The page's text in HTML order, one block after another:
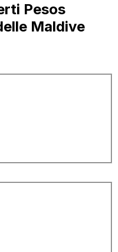
Pesos
Maldive